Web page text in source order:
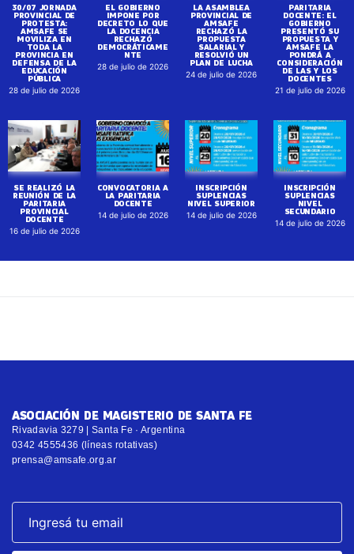
30/07 JORNADA
PROVINCIAL DE
PROTESTA:
AMSAFE SE
MOVILIZA EN
TODA LA
PROVINCIA EN
DEFENSA DE LA
EDUCACIÓN
PÚBLICA
28 de julio de 2026
EL GOBIERNO
IMPONE POR
DECRETO LO QUE
LA DOCENCIA
RECHAZÓ
DEMOCRÁTICAME
NTE
28 de julio de 2026
LA ASAMBLEA
PROVINCIAL DE
AMSAFE
RECHAZÓ LA
PROPUESTA
SALARIAL Y
RESOLVIÓ UN
PLAN DE LUCHA
24 de julio de 2026
PARITARIA
DOCENTE: EL
GOBIERNO
PRESENTÓ SU
PROPUESTA Y
AMSAFE LA
PONDRÁ A
CONSIDERACIÓN
DE LAS Y LOS
DOCENTES
21 de julio de 2026
SE REALIZÓ LA
REUNIÓN DE LA
PARITARIA
PROVINCIAL
DOCENTE
16 de julio de 2026
CONVOCATORIA A
LA PARITARIA
DOCENTE
14 de julio de 2026
INSCRIPCIÓN
SUPLENCIAS
NIVEL SUPERIOR
14 de julio de 2026
INSCRIPCIÓN
SUPLENCIAS
NIVEL
SECUNDARIO
14 de julio de 2026
ASOCIACIÓN DE MAGISTERIO DE SANTA FE
Rivadavia 3279 | Santa Fe · Argentina
0342 4555436 (líneas rotativas)
prensa@amsafe.org.ar